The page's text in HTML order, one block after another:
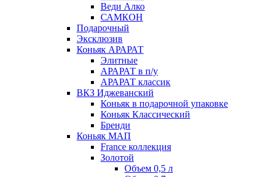
Веди Алко
САМКОН
Подарочный
Эксклюзив
Коньяк АРАРАТ
Элитные
АРАРАТ в п/у
АРАРАТ классик
ВКЗ Иджеванский
Коньяк в подарочной упаковке
Коньяк Классический
Бренди
Коньяк МАП
France коллекция
Золотой
Объем 0,5 л